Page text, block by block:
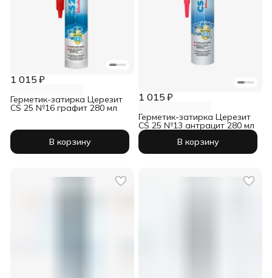
1 015 ₽
Герметик-затирка Церезит
CS 25 №16 графит 280 мл
В корзину
1 015 ₽
Герметик-затирка Церезит
CS 25 №13 антрацит 280 мл
В корзину